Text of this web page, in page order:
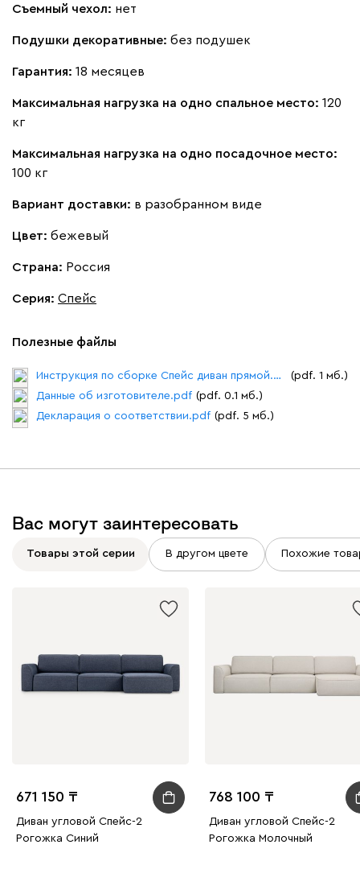
Букле
Бежевый Графит
Дарте
Съемный чехол: нет
Подушки декоративные: без подушек
Гарантия: 18 месяцев
Максимальная нагрузка на одно спальное место: 120
кг
Максимальная нагрузка на одно посадочное место:
100 кг
Вариант доставки: в разобранном виде
Цвет: бежевый
Страна: Россия
Серия: Спейс
Полезные файлы
Инструкция по сборке Спейс диван прямой.pdf
(pdf. 1 мб.)
Данные об изготовителе.pdf (pdf. 0.1 мб.)
Декларация о соответствии.pdf (pdf. 5 мб.)
Вас могут заинтересовать
Товары этой серии В другом цвете Похожие
671 150
Диван угловой Спейс-2
Рогожка Синий
768 100
Диван угловой Спейс-2
Рогожка Молочный